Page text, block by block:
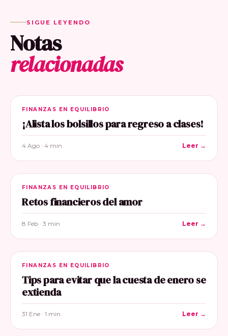
SIGUE LEYENDO
Notas
relacionadas
FINANZAS EN EQUILIBRIO
¡Alista los bolsillos para regreso a clases!
4 Ago · 4 min Leer →
FINANZAS EN EQUILIBRIO
Retos financieros del amor
8 Feb · 3 min Leer →
FINANZAS EN EQUILIBRIO
Tips para evitar que la cuesta de enero se
extienda
31 Ene · 1 min Leer →